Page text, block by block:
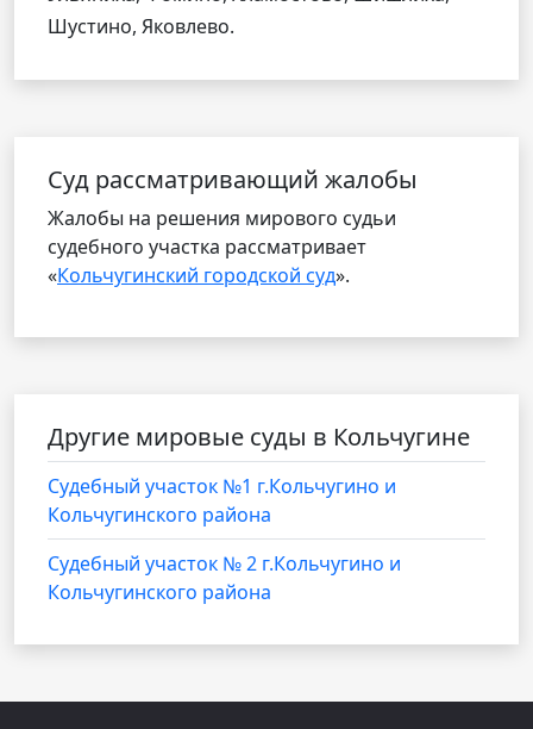
Шустино, Яковлево.
Cуд рассматривающий жалобы
Жалобы на решения мирового судьи
судебного участка рассматривает
«Кольчугинский городской суд».
Другие мировые суды в Кольчугине
Судебный участок №1 г.Кольчугино и
Кольчугинского района
Судебный участок № 2 г.Кольчугино и
Кольчугинского района